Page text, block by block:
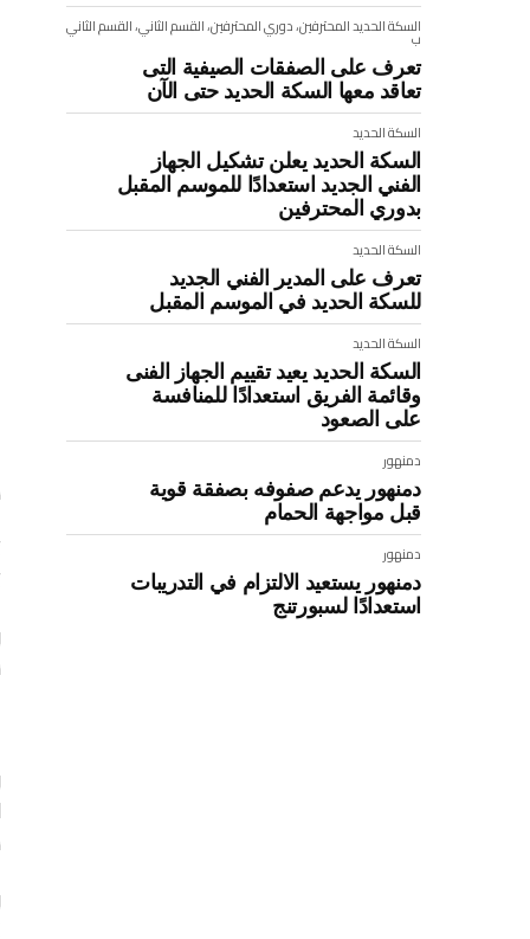
السكة الحديدالمحترفين، دوري المحترفين، القسم الثاني، القسم الثاني
ب
تعرف على الصفقات الصيفية التى
تعاقد معها السكة الحديد حتى الآن
السكة الحديد
السكة الحديد يعلن تشكيل الجهاز
الفني الجديد استعدادًا للموسم المقبل
بدوري المحترفين
السكة الحديد
تعرف على المدير الفني الجديد
للسكة الحديد في الموسم المقبل
السكة الحديد
السكة الحديد يعيد تقييم الجهاز الفنى
وقائمة الفريق استعدادًا للمنافسة
على الصعود
دمنهور
دمنهور يدعم صفوفه بصفقة قوية
قبل مواجهة الحمام
دمنهور
دمنهور يستعيد الالتزام في التدريبات
استعدادًا لسبورتنج